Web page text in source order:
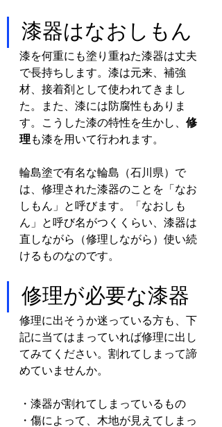
漆器はなおしもん
漆を何重にも塗り重ねた漆器は丈夫
で長持ちします。漆は元来、補強
材、接着剤として使われてきまし
た。また、漆には防腐性もありま
す。こうした漆の特性を生かし、 修
理 も漆を用いて行われます。
輪島塗で有名な輪島（石川県）で
は、修理された漆器のことを「なお
しもん」と呼びます。「なおしも
ん」と呼び名がつくくらい、漆器は
直しながら（修理しながら）使い続
けるものなのです。
修理が必要な漆器
修理に出そうか迷っている方も、下
記に当てはまっていれば修理に出し
てみてください。割れてしまって諦
めていませんか。
・漆器が割れてしまっているもの
・傷によって、木地が見えてしまっ